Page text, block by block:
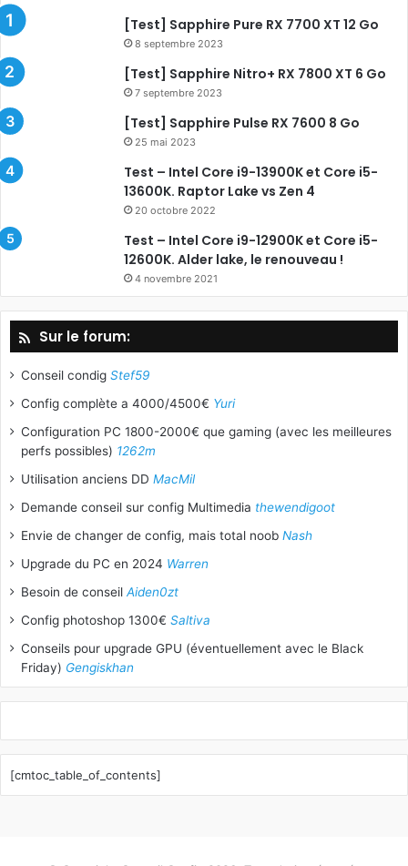
[Test] Sapphire Pure RX 7700 XT 12 Go
8 septembre 2023
[Test] Sapphire Nitro+ RX 7800 XT 6 Go
7 septembre 2023
[Test] Sapphire Pulse RX 7600 8 Go
25 mai 2023
Test – Intel Core i9-13900K et Core i5-
13600K. Raptor Lake vs Zen 4
20 octobre 2022
Test – Intel Core i9-12900K et Core i5-
12600K. Alder lake, le renouveau !
4 novembre 2021
Sur le forum:
Conseil condig Stef59
Config complète a 4000/4500€ Yuri
Configuration PC 1800-2000€ que gaming (avec les meilleures
perfs possibles) 1262m
Utilisation anciens DD MacMil
Demande conseil sur config Multimedia thewendigoot
Envie de changer de config, mais total noob Nash
Upgrade du PC en 2024 Warren
Besoin de conseil Aiden0zt
Config photoshop 1300€ Saltiva
Conseils pour upgrade GPU (éventuellement avec le Black
Friday) Gengiskhan
[cmtoc_table_of_contents]